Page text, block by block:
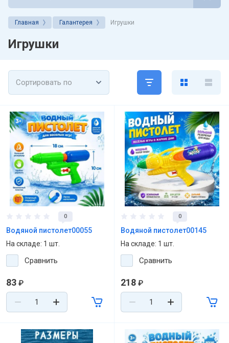
Главная Галантерея Игрушки
Игрушки
Сортировать по
0
Водяной пистолет00055
На складе: 1 шт.
Сравнить
83 ₽
0
Водяной пистолет00145
На складе: 1 шт.
Сравнить
218 ₽